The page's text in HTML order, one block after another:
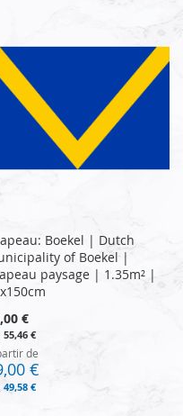
Boekel | Dutch
of Boekel |
paysage | 1.35m² |
€
55,46 €
de
€
49,58 €